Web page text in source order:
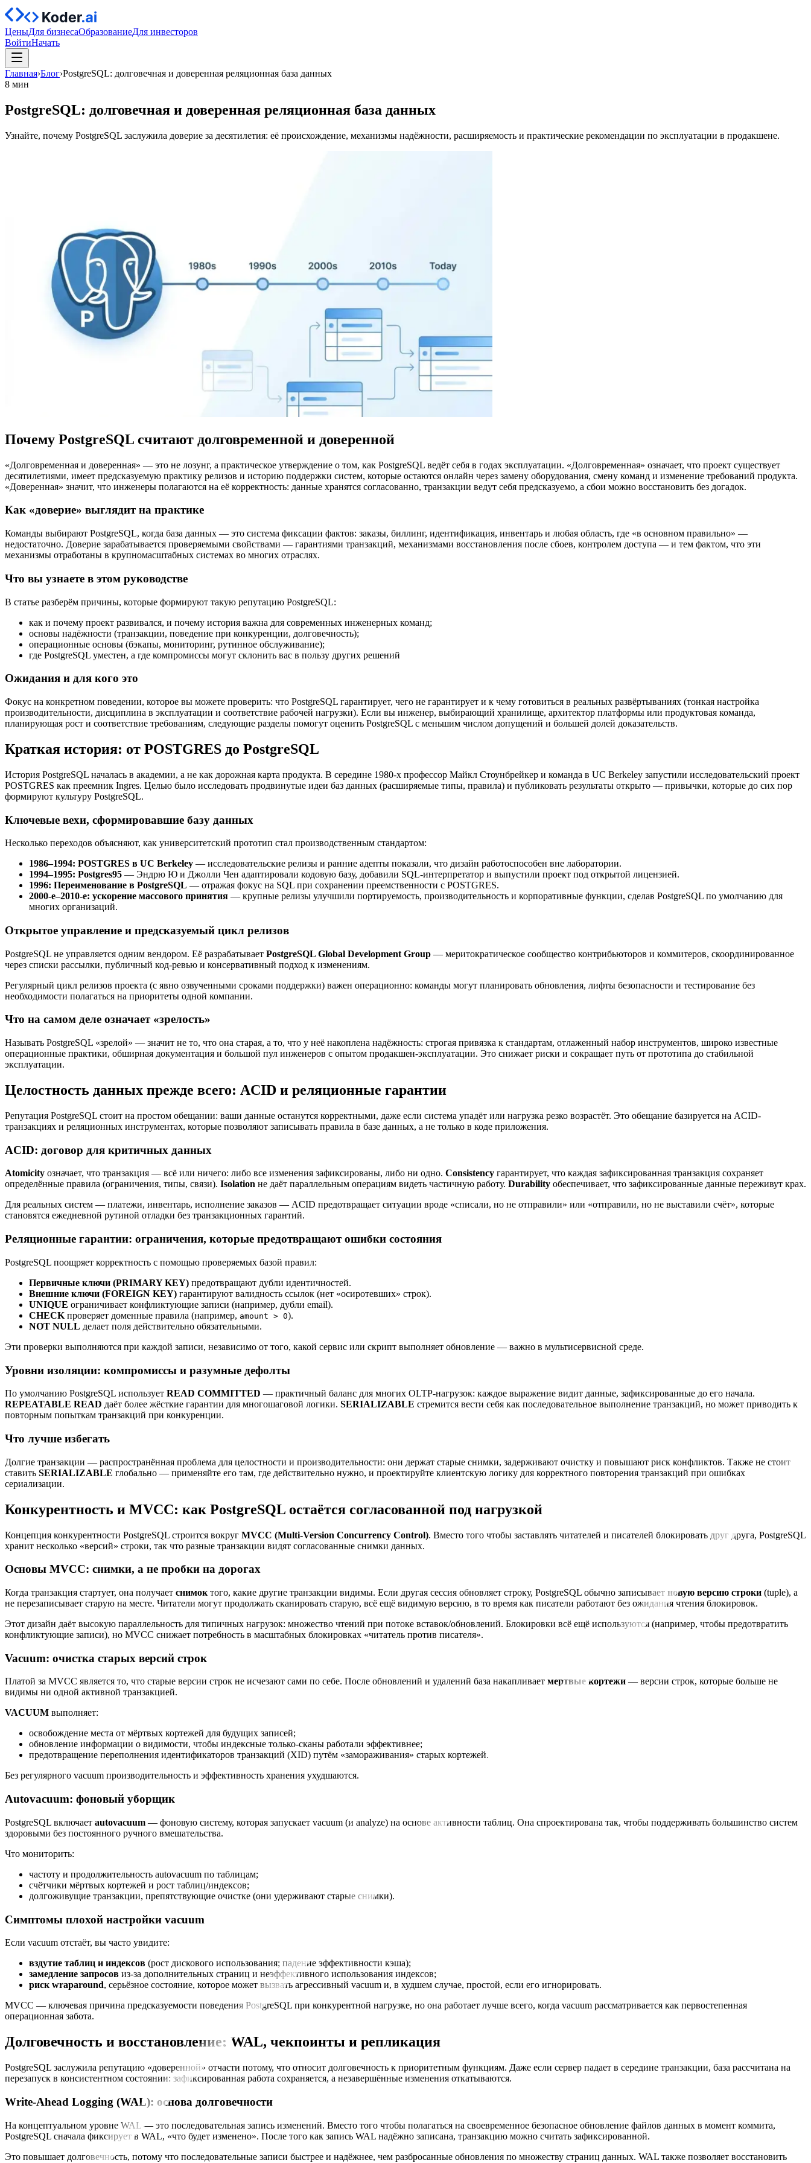
ЦеныДля бизнесаОбразованиеДля инвесторов
ВойтиНачать
Главная›Блог›PostgreSQL: долговечная и доверенная реляционная база данных
8 мин
PostgreSQL: долговечная и доверенная реляционная база данных
Узнайте, почему PostgreSQL заслужила доверие за десятилетия: её происхождение, механизмы надёжности, расширяемость и практические рекомендации по эксплуатации в продакшене.
Почему PostgreSQL считают долговременной и доверенной
«Долговременная и доверенная» — это не лозунг, а практическое утверждение о том, как PostgreSQL ведёт себя в годах эксплуатации. «Долговременная» означает, что проект существует
десятилетиями, имеет предсказуемую практику релизов и историю поддержки систем, которые остаются онлайн через замену оборудования, смену команд и изменение требований продукта.
«Доверенная» значит, что инженеры полагаются на её корректность: данные хранятся согласованно, транзакции ведут себя предсказуемо, а сбои можно восстановить без догадок.
Как «доверие» выглядит на практике
Команды выбирают PostgreSQL, когда база данных — это система фиксации фактов: заказы, биллинг, идентификация, инвентарь и любая область, где «в основном правильно» —
недостаточно. Доверие зарабатывается проверяемыми свойствами — гарантиями транзакций, механизмами восстановления после сбоев, контролем доступа — и тем фактом, что эти
механизмы отработаны в крупномасштабных системах во многих отраслях.
Что вы узнаете в этом руководстве
В статье разберём причины, которые формируют такую репутацию PostgreSQL:
как и почему проект развивался, и почему история важна для современных инженерных команд;
основы надёжности (транзакции, поведение при конкуренции, долговечность);
операционные основы (бэкапы, мониторинг, рутинное обслуживание);
где PostgreSQL уместен, а где компромиссы могут склонить вас в пользу других решений
Ожидания и для кого это
Фокус на конкретном поведении, которое вы можете проверить: что PostgreSQL гарантирует, чего не гарантирует и к чему готовиться в реальных развёртываниях (тонкая настройка
производительности, дисциплина в эксплуатации и соответствие рабочей нагрузки). Если вы инженер, выбирающий хранилище, архитектор платформы или продуктовая команда,
планирующая рост и соответствие требованиям, следующие разделы помогут оценить PostgreSQL с меньшим числом допущений и большей долей доказательств.
Краткая история: от POSTGRES до PostgreSQL
История PostgreSQL началась в академии, а не как дорожная карта продукта. В середине 1980-х профессор Майкл Стоунбрейкер и команда в UC Berkeley запустили исследовательский проект
POSTGRES как преемник Ingres. Целью было исследовать продвинутые идеи баз данных (расширяемые типы, правила) и публиковать результаты открыто — привычки, которые до сих пор
формируют культуру PostgreSQL.
Ключевые вехи, сформировавшие базу данных
Несколько переходов объясняют, как университетский прототип стал производственным стандартом:
1986–1994: POSTGRES в UC Berkeley — исследовательские релизы и ранние адепты показали, что дизайн работоспособен вне лаборатории.
1994–1995: Postgres95 — Эндрю Ю и Джолли Чен адаптировали кодовую базу, добавили SQL-интерпретатор и выпустили проект под открытой лицензией.
1996: Переименование в PostgreSQL — отражая фокус на SQL при сохранении преемственности с POSTGRES.
2000-е–2010-е: ускорение массового принятия — крупные релизы улучшили портируемость, производительность и корпоративные функции, сделав PostgreSQL по умолчанию для
многих организаций.
Открытое управление и предсказуемый цикл релизов
PostgreSQL не управляется одним вендором. Её разрабатывает PostgreSQL Global Development Group — меритократическое сообщество контрибьюторов и коммитеров, скоординированное
через списки рассылки, публичный код-ревью и консервативный подход к изменениям.
Регулярный цикл релизов проекта (с явно озвученными сроками поддержки) важен операционно: команды могут планировать обновления, лифты безопасности и тестирование без
необходимости полагаться на приоритеты одной компании.
Что на самом деле означает «зрелость»
Называть PostgreSQL «зрелой» — значит не то, что она старая, а то, что у неё накоплена надёжность: строгая привязка к стандартам, отлаженный набор инструментов, широко известные
операционные практики, обширная документация и большой пул инженеров с опытом продакшен-эксплуатации. Это снижает риски и сокращает путь от прототипа до стабильной
эксплуатации.
Целостность данных прежде всего: ACID и реляционные гарантии
Репутация PostgreSQL стоит на простом обещании: ваши данные останутся корректными, даже если система упадёт или нагрузка резко возрастёт. Это обещание базируется на ACID-
транзакциях и реляционных инструментах, которые позволяют записывать правила в базе данных, а не только в коде приложения.
ACID: договор для критичных данных
Atomicity означает, что транзакция — всё или ничего: либо все изменения зафиксированы, либо ни одно. Consistency гарантирует, что каждая зафиксированная транзакция сохраняет
определённые правила (ограничения, типы, связи). Isolation не даёт параллельным операциям видеть частичную работу. Durability обеспечивает, что зафиксированные данные переживут крах.
Для реальных систем — платежи, инвентарь, исполнение заказов — ACID предотвращает ситуации вроде «списали, но не отправили» или «отправили, но не выставили счёт», которые
становятся ежедневной рутиной отладки без транзакционных гарантий.
Реляционные гарантии: ограничения, которые предотвращают ошибки состояния
PostgreSQL поощряет корректность с помощью проверяемых базой правил:
Первичные ключи (PRIMARY KEY) предотвращают дубли идентичностей.
Внешние ключи (FOREIGN KEY) гарантируют валидность ссылок (нет «осиротевших» строк).
UNIQUE ограничивает конфликтующие записи (например, дубли email).
CHECK проверяет доменные правила (например, amount > 0).
NOT NULL делает поля действительно обязательными.
Эти проверки выполняются при каждой записи, независимо от того, какой сервис или скрипт выполняет обновление — важно в мультисервисной среде.
Уровни изоляции: компромиссы и разумные дефолты
По умолчанию PostgreSQL использует READ COMMITTED — практичный баланс для многих OLTP-нагрузок: каждое выражение видит данные, зафиксированные до его начала.
REPEATABLE READ даёт более жёсткие гарантии для многошаговой логики. SERIALIZABLE стремится вести себя как последовательное выполнение транзакций, но может приводить к
повторным попыткам транзакций при конкуренции.
Что лучше избегать
Долгие транзакции — распространённая проблема для целостности и производительности: они держат старые снимки, задерживают очистку и повышают риск конфликтов. Также не стоит
ставить SERIALIZABLE глобально — применяйте его там, где действительно нужно, и проектируйте клиентскую логику для корректного повторения транзакций при ошибках
сериализации.
Конкурентность и MVCC: как PostgreSQL остаётся согласованной под нагрузкой
Концепция конкурентности PostgreSQL строится вокруг MVCC (Multi-Version Concurrency Control). Вместо того чтобы заставлять читателей и писателей блокировать друг друга, PostgreSQL
хранит несколько «версий» строки, так что разные транзакции видят согласованные снимки данных.
Основы MVCC: снимки, а не пробки на дорогах
Когда транзакция стартует, она получает снимок того, какие другие транзакции видимы. Если другая сессия обновляет строку, PostgreSQL обычно записывает новую версию строки (tuple), а
не перезаписывает старую на месте. Читатели могут продолжать сканировать старую, всё ещё видимую версию, в то время как писатели работают без ожидания чтения блокировок.
Этот дизайн даёт высокую параллельность для типичных нагрузок: множество чтений при потоке вставок/обновлений. Блокировки всё ещё используются (например, чтобы предотвратить
конфликтующие записи), но MVCC снижает потребность в масштабных блокировках «читатель против писателя».
Vacuum: очистка старых версий строк
Платой за MVCC является то, что старые версии строк не исчезают сами по себе. После обновлений и удалений база накапливает мертвые кортежи — версии строк, которые больше не
видимы ни одной активной транзакцией.
VACUUM выполняет:
освобождение места от мёртвых кортежей для будущих записей;
обновление информации о видимости, чтобы индексные только-сканы работали эффективнее;
предотвращение переполнения идентификаторов транзакций (XID) путём «замораживания» старых кортежей.
Без регулярного vacuum производительность и эффективность хранения ухудшаются.
Autovacuum: фоновый уборщик
PostgreSQL включает autovacuum — фоновую систему, которая запускает vacuum (и analyze) на основе активности таблиц. Она спроектирована так, чтобы поддерживать большинство систем
здоровыми без постоянного ручного вмешательства.
Что мониторить:
частоту и продолжительность autovacuum по таблицам;
счётчики мёртвых кортежей и рост таблиц/индексов;
долгоживущие транзакции, препятствующие очистке (они удерживают старые снимки).
Симптомы плохой настройки vacuum
Если vacuum отстаёт, вы часто увидите:
вздутие таблиц и индексов (рост дискового использования; падение эффективности кэша);
замедление запросов из‑за дополнительных страниц и неэффективного использования индексов;
риск wraparound, серьёзное состояние, которое может вызвать агрессивный vacuum и, в худшем случае, простой, если его игнорировать.
MVCC — ключевая причина предсказуемости поведения PostgreSQL при конкурентной нагрузке, но она работает лучше всего, когда vacuum рассматривается как первостепенная
операционная забота.
Долговечность и восстановление: WAL, чекпоинты и репликация
PostgreSQL заслужила репутацию «доверенной» отчасти потому, что относит долговечность к приоритетным функциям. Даже если сервер падает в середине транзакции, база рассчитана на
перезапуск в консистентном состоянии: зафиксированная работа сохраняется, а незавершённые изменения откатываются.
Write-Ahead Logging (WAL): основа долговечности
На концептуальном уровне WAL — это последовательная запись изменений. Вместо того чтобы полагаться на своевременное безопасное обновление файлов данных в момент коммита,
PostgreSQL сначала фиксирует в WAL, «что будет изменено». После того как запись WAL надёжно записана, транзакцию можно считать зафиксированной.
Это повышает долговечность, потому что последовательные записи быстрее и надёжнее, чем разбросанные обновления по множеству страниц данных. WAL также позволяет восстановить